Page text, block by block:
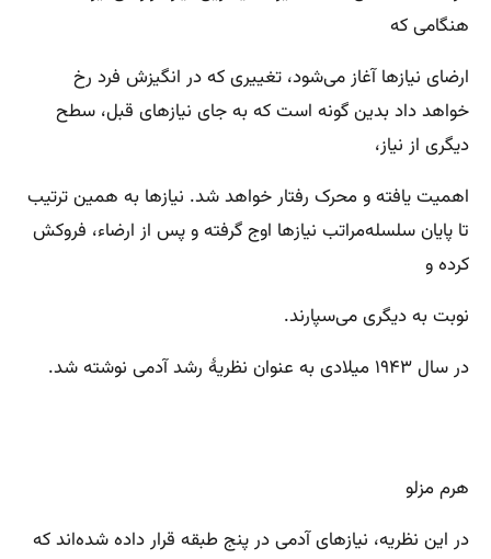
هنگامی که
ارضای نیازها آغاز می‌شود، تغییری که در انگیزش فرد رخ
خواهد داد بدین گونه است که به جای نیازهای قبل، سطح
دیگری از نیاز،
اهمیت یافته و محرک رفتار خواهد شد. نیازها به همین ترتیب
تا پایان سلسله‌مراتب نیازها اوج گرفته و پس از ارضاء، فروکش
کرده و
نوبت به دیگری می‌سپارند.
در سال ۱۹۴۳ میلادی به عنوان نظریهٔ رشد آدمی نوشته شد.
هرم مزلو
در این نظریه، نیازهای آدمی در پنج طبقه قرار داده شده‌اند که